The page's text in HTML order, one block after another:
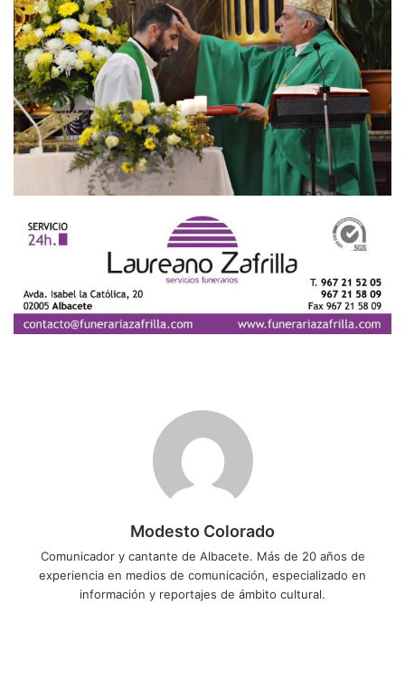
Modesto Colorado
Comunicador y cantante de Albacete. Más de 20 años de
experiencia en medios de comunicación, especializado en
información y reportajes de ámbito cultural.